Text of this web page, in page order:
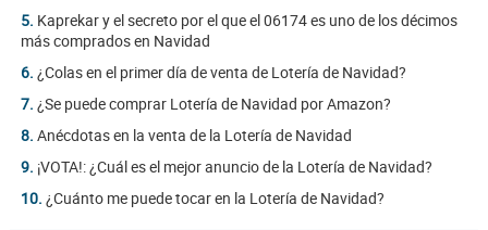
5. Kaprekar y el secreto por el que el 06174 es uno de los décimos
más comprados en Navidad
6. ¿Colas en el primer día de venta de Lotería de Navidad?
7. ¿Se puede comprar Lotería de Navidad por Amazon?
8. Anécdotas en la venta de la Lotería de Navidad
9. ¡VOTA!: ¿Cuál es el mejor anuncio de la Lotería de Navidad?
10. ¿Cuánto me puede tocar en la Lotería de Navidad?